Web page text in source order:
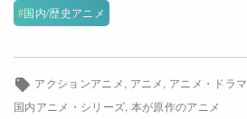
キャラクター原案・デザイン
主な出演者
国内/歴史アニメ
アクションアニメ アニメ アニメ・ドラマ
国内アニメ・シリーズ 本が原作のアニメ